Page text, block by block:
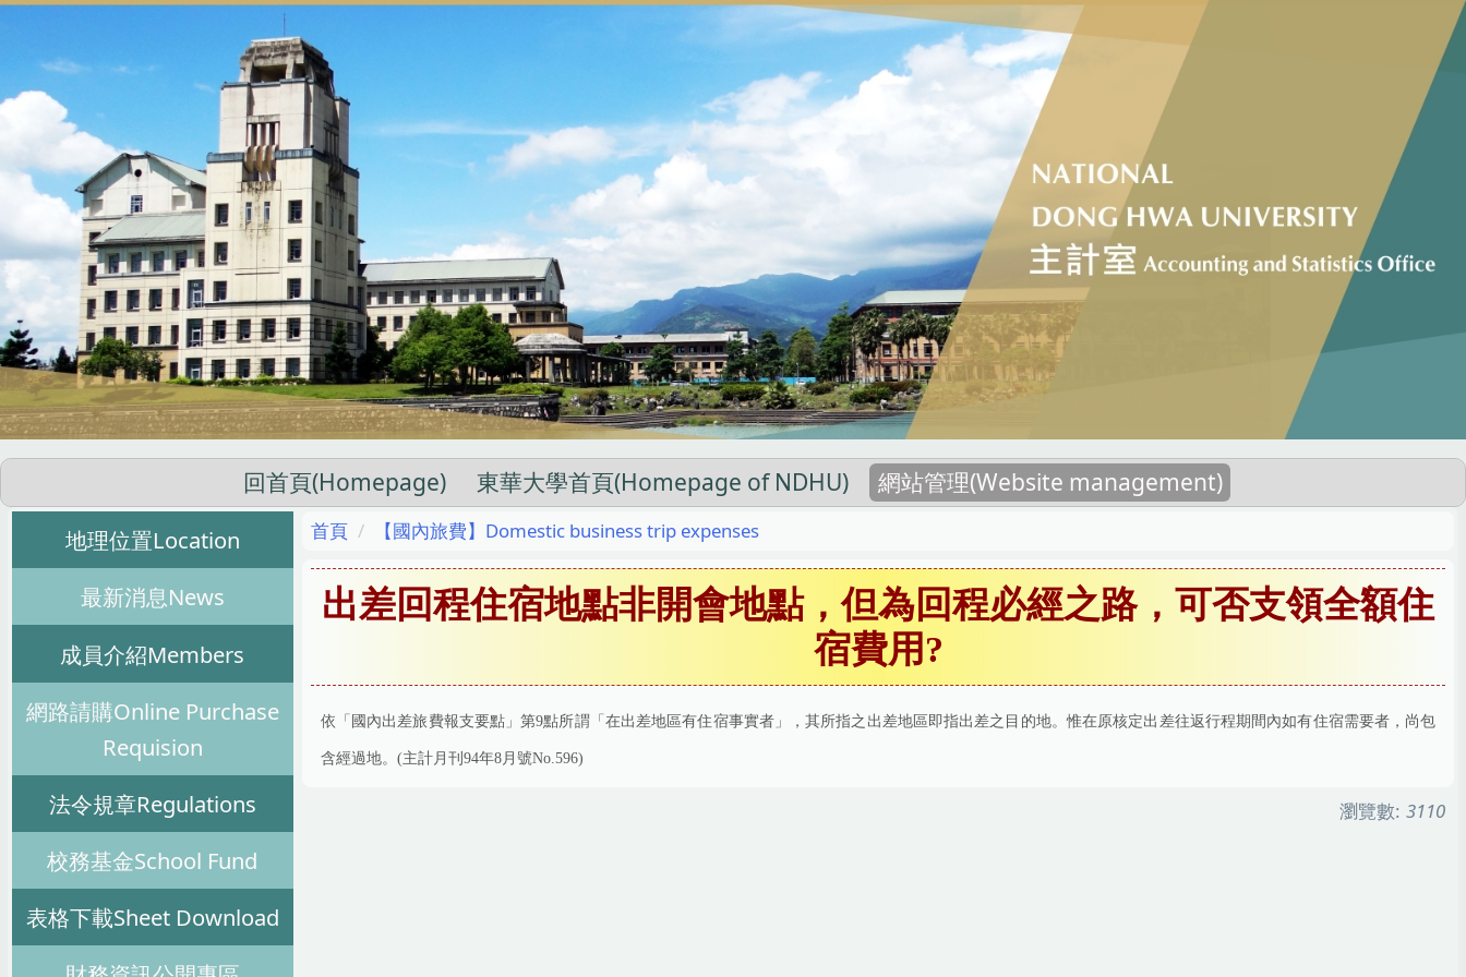
要
容
回首頁(Homepage) 東華大學首頁(Homepage of NDHU)
網站管理(Website management)
地理位置Location
最新消息News
成員介紹Members
網路請購Online Purchase
Requision
法令規章Regulations
校務基金School Fund
表格下載Sheet Download
首頁 【國內旅費】Domestic business trip expenses
出差回程住宿地點非開會地點，但為回程必經之路，可否支領全額住
宿費用?
依「國內出差旅費報支要點」第9點所謂「在出差地區有住宿事實者」，其所指之出差地區即指出差之目的地。惟在原核定出差往返行程期間內如有住宿需要者，尚包
含經過地。 (主計月刊 94年8月號No.596)
瀏覽數: 3110